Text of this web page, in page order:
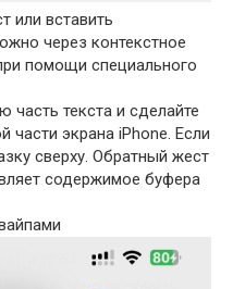
или вставить
через контекстное
помощи специального
часть текста и сделайте
экрана iPhone. Если
сверху. Обратный жест
содержимое буфера